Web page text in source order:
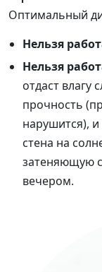
Оптимальный
Нельзя
Нельзя
отдаст влагу
прочность
нарушится), и
стена на
затеняющую
вечером.